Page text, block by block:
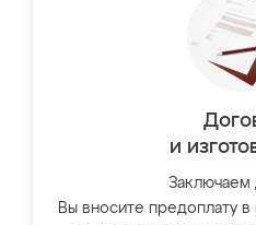
и
Заключаем
Вы вносите предоплату